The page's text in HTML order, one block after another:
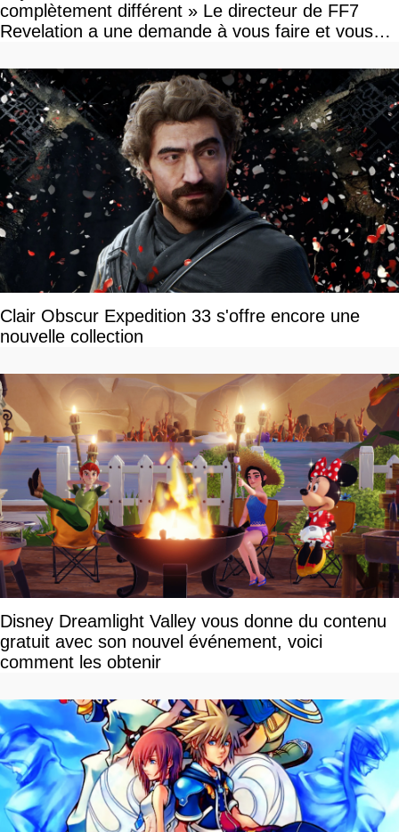
complètement différent » Le directeur de FF7
Revelation a une demande à vous faire et vous
Clair Obscur Expedition 33 s'offre encore une
nouvelle collection
Disney Dreamlight Valley vous donne du contenu
gratuit avec son nouvel événement, voici
comment les obtenir